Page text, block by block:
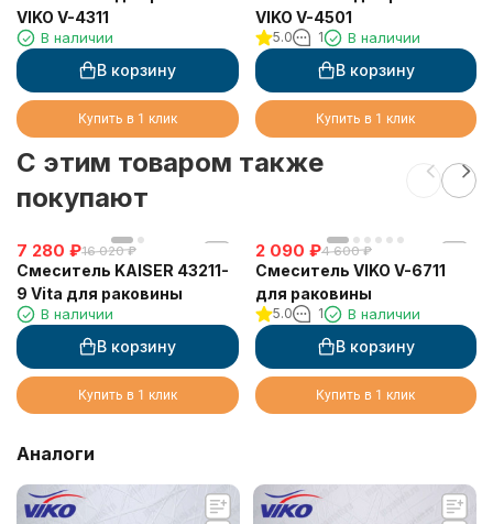
VIKO V-4311
В наличии
В корзину
Купить в 1 клик
VIKO V-4501
5.0 1 В наличии
В корзину
Купить в 1 клик
C этим товаром также
покупают
7 280 ₽16 020 ₽
Смеситель KAISER 43211-
9 Vita для раковины
В наличии
В корзину
Купить в 1 клик
2 090 ₽4 600 ₽
Смеситель VIKO V-6711
для раковины
5.0 1 В наличии
В корзину
Купить в 1 клик
Аналоги